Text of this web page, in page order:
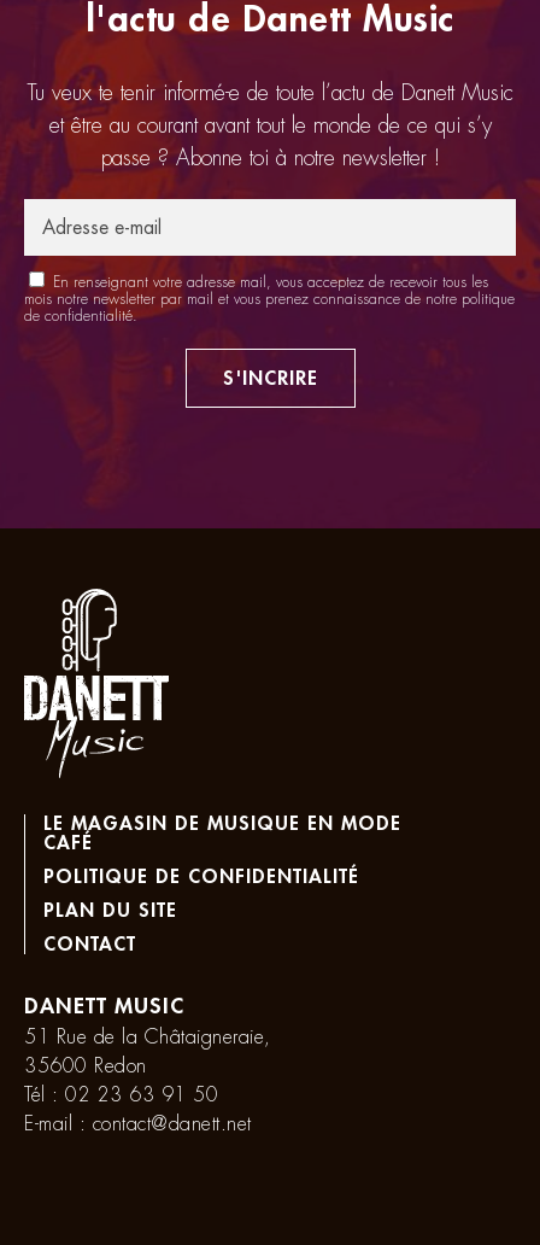
l'actu de Danett Music
Tu veux te tenir informé-e de toute l’actu de Danett Music
et être au courant avant tout le monde de ce qui s’y
passe ? Abonne toi à notre newsletter !
En renseignant votre adresse mail, vous acceptez de recevoir tous les
mois notre newsletter par mail et vous prenez connaissance de notre politique
de confidentialité.
S'INCRIRE
LE MAGASIN DE MUSIQUE EN MODE
CAFÉ
POLITIQUE DE CONFIDENTIALITÉ
PLAN DU SITE
CONTACT
DANETT MUSIC
51 Rue de la Châtaigneraie,
35600 Redon
Tél : 02 23 63 91 50
E-mail : contact@danett.net